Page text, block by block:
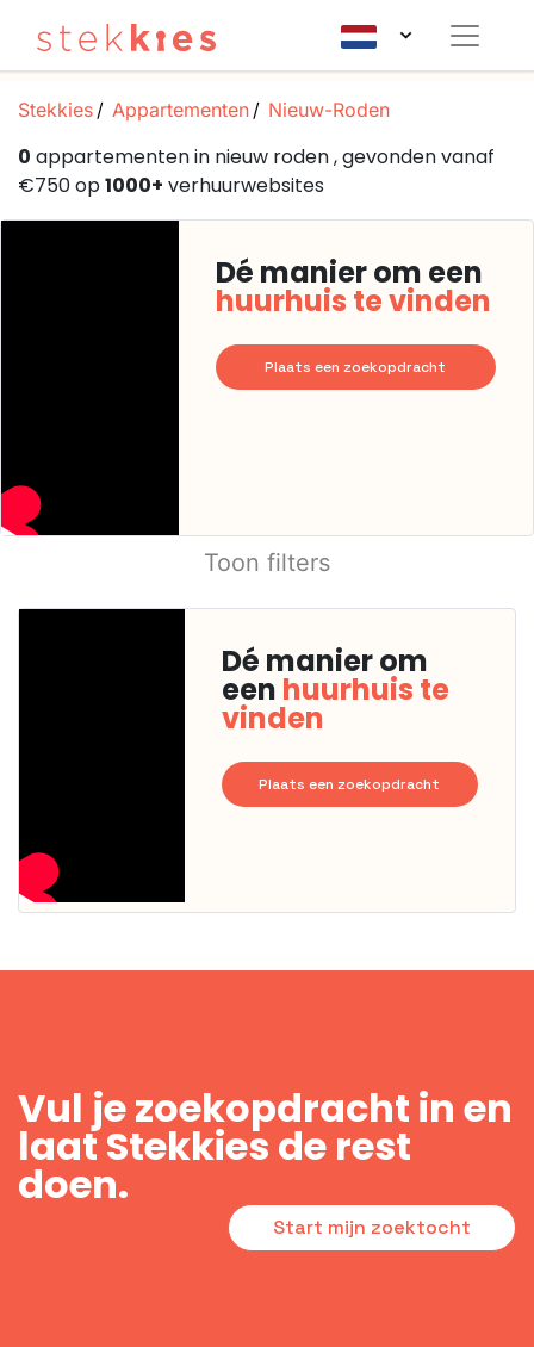
Stekkies Appartementen Nieuw-Roden
0 appartementen in nieuw roden , gevonden vanaf
€750 op1000+ verhuurwebsites
Dé manier om een
huurhuis te vinden
Plaats een zoekopdracht
Toon filters
Dé manier om
een huurhuis te
vinden
Plaats een zoekopdracht
Vul je zoekopdracht in en
laat Stekkies de rest
doen.
Start mijn zoektocht